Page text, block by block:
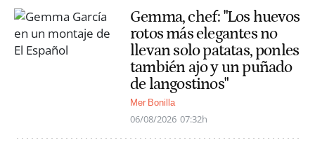
Gemma, chef: "Los huevos
rotos más elegantes no
llevan solo patatas, ponles
también ajo y un puñado
de langostinos"
Mer Bonilla
06/08/2026 07:32h